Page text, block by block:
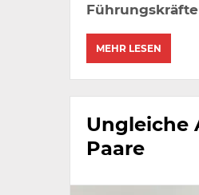
MEHR LESEN
Ungleiche
Paare